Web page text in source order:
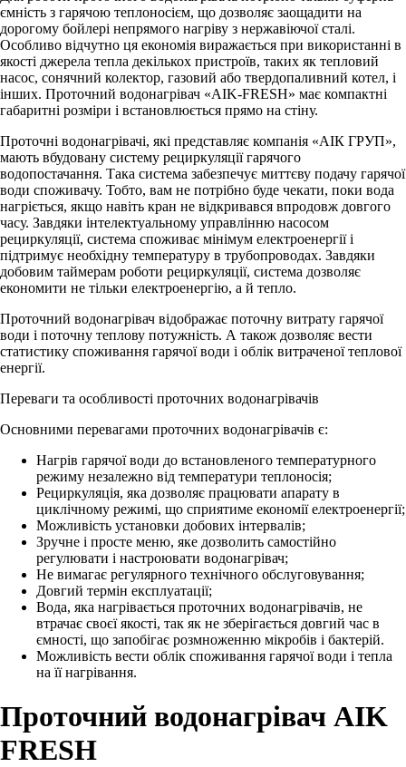
ємність з гарячою теплоносієм, що дозволяє заощадити на
дорогому бойлері непрямого нагріву з нержавіючої сталі.
Особливо відчутно ця економія виражається при використанні в
якості джерела тепла декількох пристроїв, таких як тепловий
насос, сонячний колектор, газовий або твердопаливний котел, і
інших. Проточний водонагрівач «AIK-FRESH» має компактні
габаритні розміри і встановлюється прямо на стіну.
Проточні водонагрівачі, які представляє компанія «AІК ГРУП»,
мають вбудовану систему рециркуляції гарячого
водопостачання. Така система забезпечує миттєву подачу гарячої
води споживачу. Тобто, вам не потрібно буде чекати, поки вода
нагріється, якщо навіть кран не відкривався впродовж довгого
часу. Завдяки інтелектуальному управлінню насосом
рециркуляції, система споживає мінімум електроенергії і
підтримує необхідну температуру в трубопроводах. Завдяки
добовим таймерам роботи рециркуляції, система дозволяє
економити не тільки електроенергію, а й тепло.
Проточний водонагрівач відображає поточну витрату гарячої
води і поточну теплову потужність. А також дозволяє вести
статистику споживання гарячої води і облік витраченої теплової
енергії.
Переваги та особливості проточних водонагрівачів
Основними перевагами проточних водонагрівачів є:
Нагрів гарячої води до встановленого температурного
режиму незалежно від температури теплоносія;
Рециркуляція, яка дозволяє працювати апарату в
циклічному режимі, що сприятиме економії електроенергії;
Можливість установки добових інтервалів;
Зручне і просте меню, яке дозволить самостійно
регулювати і настроювати водонагрівач;
Не вимагає регулярного технічного обслуговування;
Довгий термін експлуатації;
Вода, яка нагрівається проточних водонагрівачів, не
втрачає своєї якості, так як не зберігається довгий час в
ємності, що запобігає розмноженню мікробів і бактерій.
Можливість вести облік споживання гарячої води і тепла
на її нагрівання.
Проточний водонагрівач AIK
FRESH